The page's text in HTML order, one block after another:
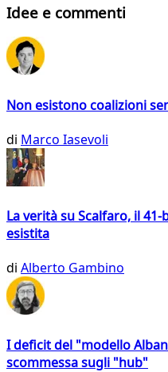
Idee e commenti
Non esistono coalizioni
di Marco Iasevoli
La verità su Scalfaro, il
esistita
di Alberto Gambino
I deficit del "modello
scommessa sugli "hub"